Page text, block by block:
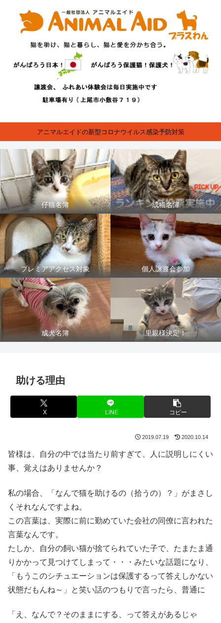
アニマルエイドの新型コロナウイルス感染予防対策
仔猫名簿 成猫名簿
プレミアアクセス対象 個人譲渡会参加
成犬名簿 里親様決定！
助ける理由
X LINE コピー
2019.07.19 2020.10.14
皆様は、自分の中では当たり前すぎて、人に説明しにくい
事、覚えはありませんか？
私の場合、「なんで猫を助けるの（拾うの）？」がまさし
くそれなんですよね。
この言葉は、実際に前に勤めていた会社の同僚に言われた
言葉なんです。
たしか、自分の飼い猫が捨てられていた子で、たまたま通
りかかって見つけてしまって・・・みたいな話題になり、
「もうこのシチュエーションは保護するって答えしかない
状態だもんね～」と笑い話のつもりで言ったら、普通に
「え、なんで？そのままにする、って答えがあるじゃ